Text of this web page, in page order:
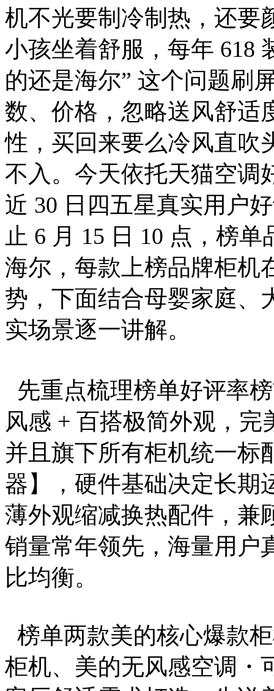
机不光要制冷制热，还要
小孩坐着舒服，每年 618
的还是海尔” 这个问题刷
数、价格，忽略送风舒适
性，买回来要么冷风直吹
不入。今天依托天猫空调
近 30 日四五星真实用户
止 6 月 15 日 10 点，榜
海尔，每款上榜品牌柜机
势，下面结合母婴家庭、
实场景逐一讲解。
先重点梳理榜单好评率
风感 + 百搭极简外观，
并且旗下所有柜机统一标
器】，硬件基础决定长期
薄外观缩减换热配件，兼
销量常年领先，海量用户
比均衡。
榜单两款美的核心爆款
柜机、美的无风感空调・